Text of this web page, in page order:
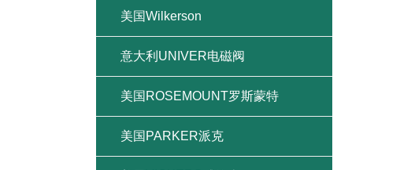
美国Wilkerson
意大利UNIVER电磁阀
美国ROSEMOUNT罗斯蒙特
美国PARKER派克